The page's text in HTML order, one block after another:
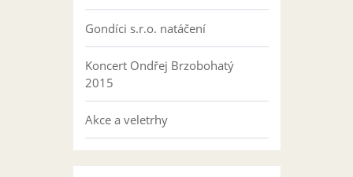
Gondíci s.r.o. natáčení
Koncert Ondřej Brzobohatý
2015
Akce a veletrhy